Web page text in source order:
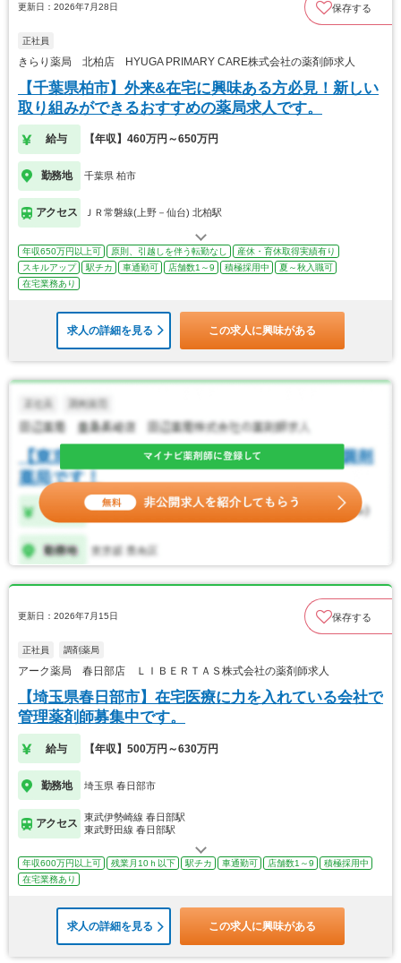
更新日：2026年7月28日 保存する
正社員
きらり薬局 北柏店 HYUGA PRIMARY CARE株式会社の薬剤師求人
【千葉県柏市】外来&在宅に興味ある方必見！新しい
取り組みができるおすすめの薬局求人です。
給与 【年収】460万円～650万円
勤務地 千葉県 柏市
アクセス ＪＲ常磐線(上野－仙台) 北柏駅
年収650万円以上可 原則、引越しを伴う転勤なし
産休・育休取得実績有り
スキルアップ
駅チカ 車通勤可 店舗数1～9 積極採用中
夏～秋入職可
在宅業務あり
求人の詳細を見る この求人に興味がある
更新日：2026年7月15日 保存する
正社員 調剤薬局
アーク薬局 春日部店 ＬＩＢＥＲＴＡＳ株式会社の薬剤師求人
【埼玉県春日部市】在宅医療に力を入れている会社で
管理薬剤師募集中です。
給与 【年収】500万円～630万円
勤務地 埼玉県 春日部市
アクセス
東武伊勢崎線 春日部駅
東武野田線 春日部駅
年収600万円以上可 残業月10ｈ以下 駅チカ 車通勤可 店舗数1～9
積極採用中
在宅業務あり
求人の詳細を見る この求人に興味がある